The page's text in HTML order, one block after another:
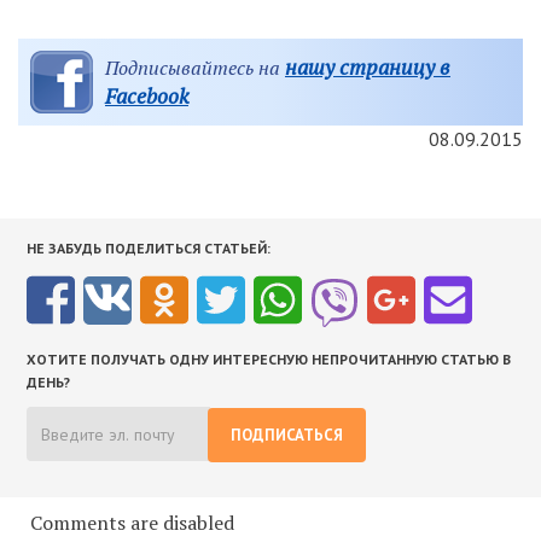
Подписывайтесь на нашу страницу в
Facebook
08.09.2015
НЕ ЗАБУДЬ ПОДЕЛИТЬСЯ СТАТЬЕЙ:
ХОТИТЕ ПОЛУЧАТЬ ОДНУ ИНТЕРЕСНУЮ НЕПРОЧИТАННУЮ СТАТЬЮ В
ДЕНЬ?
ПОДПИСАТЬСЯ
Comments are disabled